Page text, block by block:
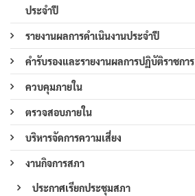
ประจำปี
รายงานผลการดำเนินงานประจำปี
คำรับรองและรายงานผลการปฏิบัติราชการ
ควบคุมภายใน
ตรวจสอบภายใน
บริหารจัดการความเสี่ยง
งานกิจการสภา
ประกาศเรียกประชุมสภา